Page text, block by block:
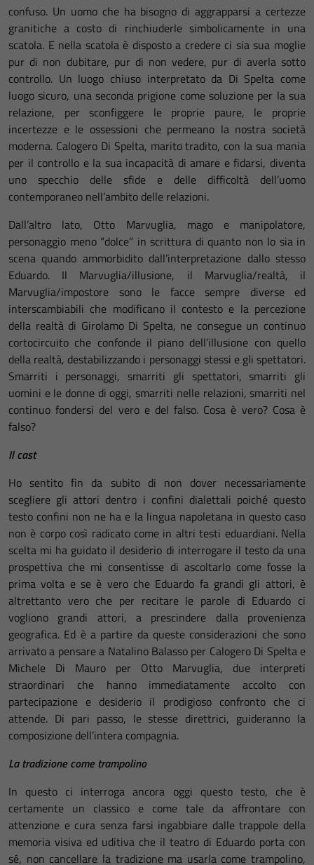
confuso. Un uomo che ha bisogno di aggrapparsi a certezze
granitiche a costo di rinchiuderle simbolicamente in una
scatola. E nella scatola è disposto a credere ci sia sua moglie
pur di non dubitare, pur di non vedere, pur di averla sotto
controllo. Un luogo chiuso interpretato da Di Spelta come
luogo sicuro, una seconda prigione come soluzione per la sua
relazione, per sconfiggere le proprie paure, le proprie
incertezze e le ossessioni che permeano la nostra società
moderna. Calogero Di Spelta, marito tradito, con la sua mania
per il controllo e la sua incapacità di amare e fidarsi, diventa
uno specchio delle sfide e delle difficoltà dell’uomo
contemporaneo nell’ambito delle relazioni.
Dall’altro lato, Otto Marvuglia, mago e manipolatore,
personaggio meno “dolce” in scrittura di quanto non lo sia in
scena quando ammorbidito dall’interpretazione dallo stesso
Eduardo. Il Marvuglia/illusione, il Marvuglia/realtà, il
Marvuglia/impostore sono le facce sempre diverse ed
interscambiabili che modificano il contesto e la percezione
della realtà di Girolamo Di Spelta, ne consegue un continuo
cortocircuito che confonde il piano dell’illusione con quello
della realtà, destabilizzando i personaggi stessi e gli spettatori.
Smarriti i personaggi, smarriti gli spettatori, smarriti gli
uomini e le donne di oggi, smarriti nelle relazioni, smarriti nel
continuo fondersi del vero e del falso. Cosa è vero? Cosa è
falso?
Il cast
Ho sentito fin da subito di non dover necessariamente
scegliere gli attori dentro i confini dialettali poiché questo
testo confini non ne ha e la lingua napoletana in questo caso
non è corpo così radicato come in altri testi eduardiani. Nella
scelta mi ha guidato il desiderio di interrogare il testo da una
prospettiva che mi consentisse di ascoltarlo come fosse la
prima volta e se è vero che Eduardo fa grandi gli attori, è
altrettanto vero che per recitare le parole di Eduardo ci
vogliono grandi attori, a prescindere dalla provenienza
geografica. Ed è a partire da queste considerazioni che sono
arrivato a pensare a Natalino Balasso per Calogero Di Spelta e
Michele Di Mauro per Otto Marvuglia, due interpreti
straordinari che hanno immediatamente accolto con
partecipazione e desiderio il prodigioso confronto che ci
attende. Di pari passo, le stesse direttrici, guideranno la
composizione dell’intera compagnia.
La tradizione come trampolino
In questo ci interroga ancora oggi questo testo, che è
certamente un classico e come tale da affrontare con
attenzione e cura senza farsi ingabbiare dalle trappole della
memoria visiva ed uditiva che il teatro di Eduardo porta con
sé, non cancellare la tradizione ma usarla come trampolino,